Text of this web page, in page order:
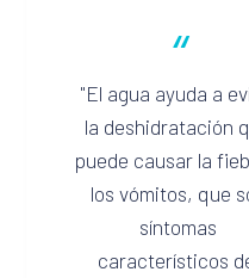
“
El agua ayuda a
la deshidratación
puede causar la
los vómitos, que
síntomas
característicos